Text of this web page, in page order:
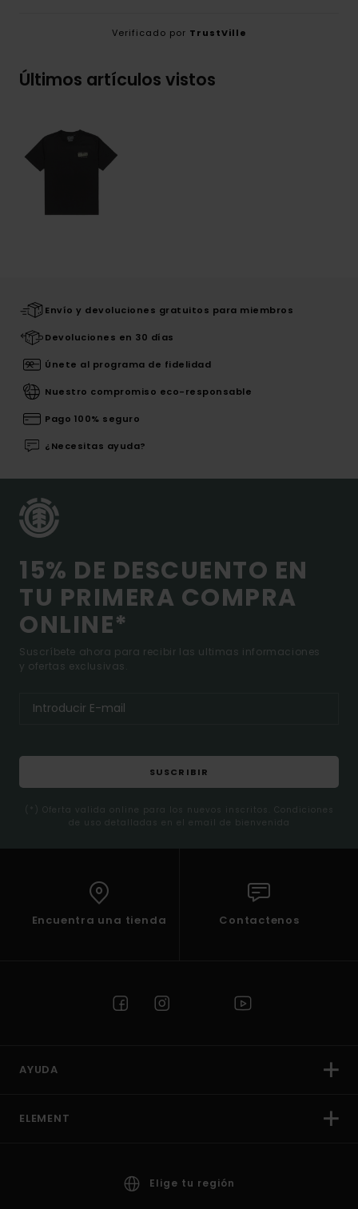
Verificado por TrustVille
Últimos artículos vistos
Envío y devoluciones gratuitos para miembros
Devoluciones en 30 días
Únete al programa de fidelidad
Nuestro compromiso eco-responsable
Pago 100% seguro
¿Necesitas ayuda?
15% DE DESCUENTO EN
TU PRIMERA COMPRA
ONLINE*
Suscríbete ahora para recibir las ultimas informaciones
y ofertas exclusivas.
SUSCRIBIR
(*) Oferta valida online para los nuevos inscritos. Condiciones
de uso detalladas en el email de bienvenida
Encuentra una tienda Contactenos
AYUDA
ELEMENT
Elige tu región